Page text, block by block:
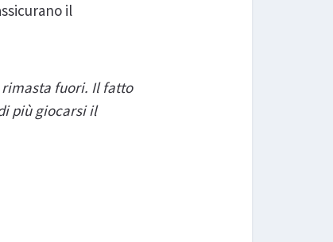
il
rimasta fuori. Il fatto
più giocarsi il